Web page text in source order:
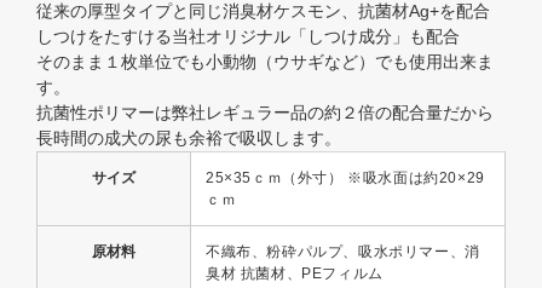
従来の厚型タイプと同じ消臭材ケスモン、抗菌材Ag+を配合
しつけをたすける当社オリジナル「しつけ成分」も配合
そのまま１枚単位でも小動物（ウサギなど）でも使用出来ま
す。
抗菌性ポリマーは弊社レギュラー品の約２倍の配合量だから
長時間の成犬の尿も余裕で吸収します。
サイズ
25×35ｃｍ（外寸） ※吸水面は約20×29
ｃｍ
原材料
不織布、粉砕パルプ、吸水ポリマー、消
臭材 抗菌材、PEフィルム